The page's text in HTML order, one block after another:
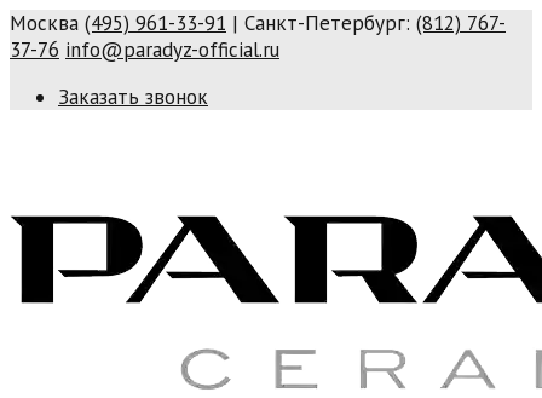
Москва (495) 961-33-91 | Санкт-Петербург: (812) 767-
37-76 info@paradyz-official.ru
Заказать звонок